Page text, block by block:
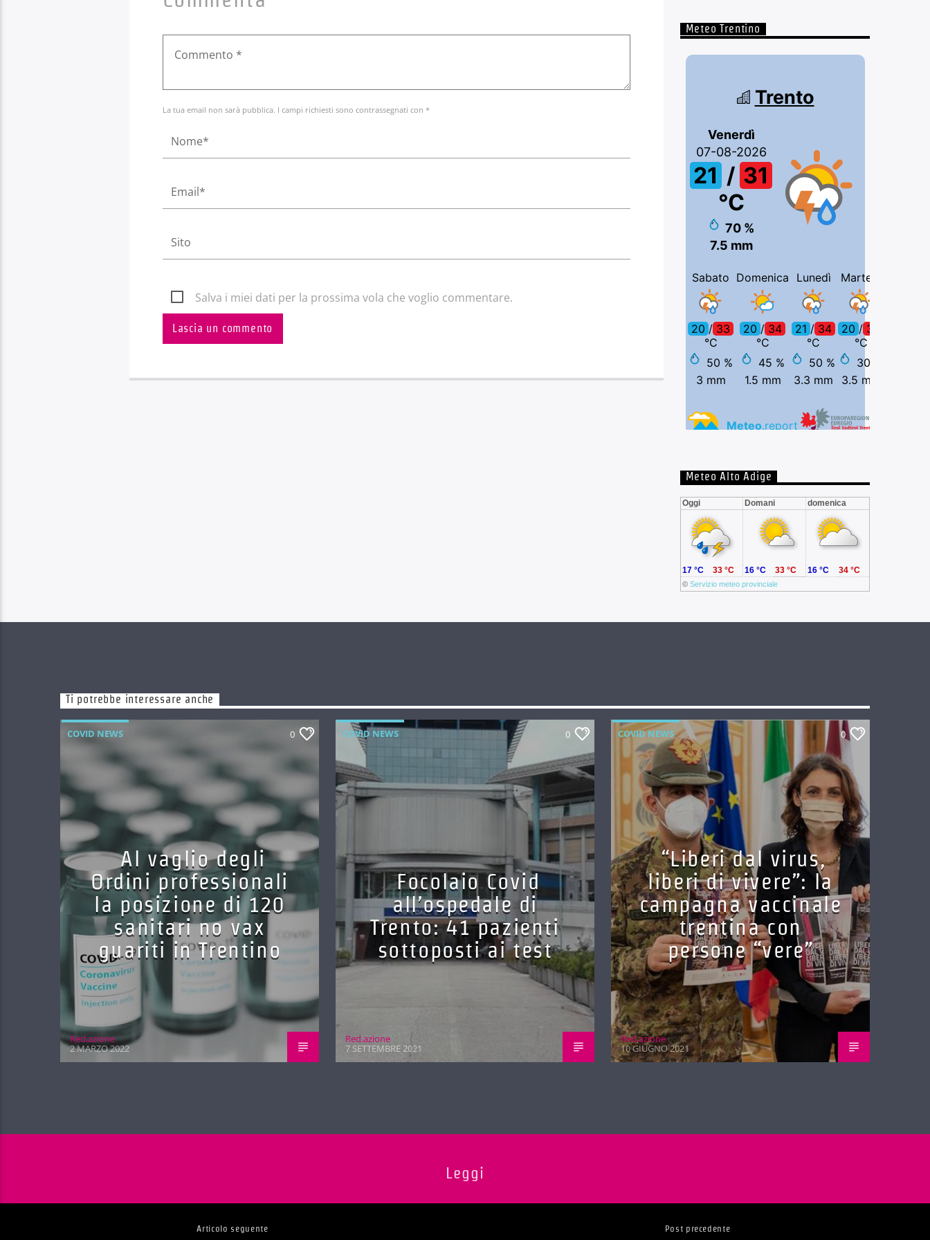
La tua email non sarà pubblica. I campi richiesti sono contrassegnati con *
Salva i miei dati per la prossima vola che voglio commentare.
Meteo Trentino
Meteo Alto Adige
Oggi Domani domenica
© Servizio meteo provinciale
17 °C 33 °C 16 °C 33 °C 16 °C 34 °C
Ti potrebbe interessare anche
COVID NEWS 0
Al vaglio degli
Ordini professionali
la posizione di 120
sanitari no vax
guariti in Trentino
Red.azione
2 MARZO 2022
COVID NEWS 0
Focolaio Covid
all’ospedale di
Trento: 41 pazienti
sottoposti ai test
Red.azione
7 SETTEMBRE 2021
COVID NEWS 0
“Liberi dal virus,
liberi di vivere”: la
campagna vaccinale
trentina con
persone “vere”
Red.azione
10 GIUGNO 2021
Leggi
Articolo seguente Post precedente